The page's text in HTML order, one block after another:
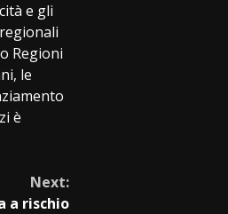
e gli
Regioni
le
è
Next:
a rischio